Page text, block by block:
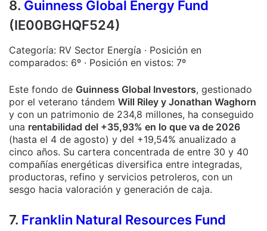
8. Guinness Global Energy Fund
(IE00BGHQF524)
Categoría: RV Sector Energía · Posición en
comparados: 6º · Posición en vistos: 7º
Este fondo de Guinness Global Investors, gestionado
por el veterano tándem Will Riley y Jonathan Waghorn
y con un patrimonio de 234,8 millones, ha conseguido
una rentabilidad del +35,93% en lo que va de 2026
(hasta el 4 de agosto) y del +19,54% anualizado a
cinco años. Su cartera concentrada de entre 30 y 40
compañías energéticas diversifica entre integradas,
productoras, refino y servicios petroleros, con un
sesgo hacia valoración y generación de caja.
7. Franklin Natural Resources Fund